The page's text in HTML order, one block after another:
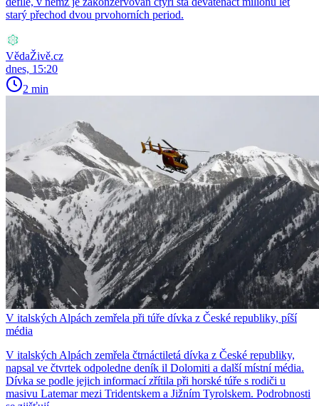
starý přechod dvou prvohorních period.
VědaŽivě.cz
dnes, 15:20
2 min
V italských Alpách zemřela při túře dívka z České republiky, píší
média
V italských Alpách zemřela čtrnáctiletá dívka z České republiky,
napsal ve čtvrtek odpoledne deník il Dolomiti a další místní média.
Dívka se podle jejich informací zřítila při horské túře s rodiči u
masivu Latemar mezi Tridentskem a Jižním Tyrolskem. Podrobnosti